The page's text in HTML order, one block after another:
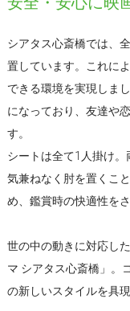
シアタス心斎橋では、
置しています。これに
できる環境を実現しま
になっており、友達や
す。
シートは全て1人掛け
気兼ねなく肘を置くこ
め、鑑賞時の快適性を
世の中の動きに対応し
マ シアタス心斎橋」。
の新しいスタイルを具